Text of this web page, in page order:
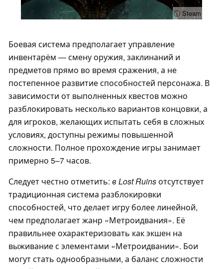
ⓘ Steam
Боевая система предполагает управление
инвентарём — смену оружия, заклинаний и
предметов прямо во время сражения, а не
постепенное развитие способностей персонажа. В
зависимости от выполненных квестов можно
разблокировать несколько вариантов концовки, а
для игроков, желающих испытать себя в сложных
условиях, доступны режимы повышенной
сложности. Полное прохождение игры занимает
примерно 5–7 часов.
Следует честно отметить: в Lost Ruinsотсутствует
традиционная система разблокировки
способностей, что делает игру более линейной,
чем предполагает жанр «Метроидвания». Её
правильнее охарактеризовать как экшен на
выживание с элементами «Метроидвании». Бои
могут стать однообразными, а баланс сложности